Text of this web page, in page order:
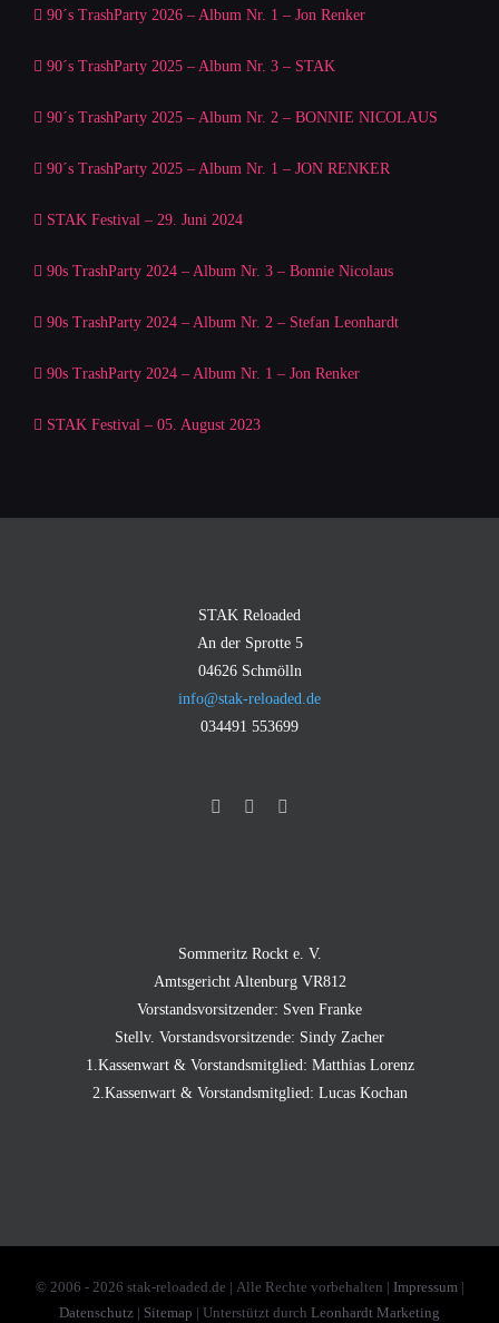
90´s TrashParty 2026 – Album Nr. 1 – Jon Renker
90´s TrashParty 2025 – Album Nr. 3 – STAK
90´s TrashParty 2025 – Album Nr. 2 – BONNIE NICOLAUS
90´s TrashParty 2025 – Album Nr. 1 – JON RENKER
STAK Festival – 29. Juni 2024
90s TrashParty 2024 – Album Nr. 3 – Bonnie Nicolaus
90s TrashParty 2024 – Album Nr. 2 – Stefan Leonhardt
90s TrashParty 2024 – Album Nr. 1 – Jon Renker
STAK Festival – 05. August 2023
STAK Reloaded
An der Sprotte 5
04626 Schmölln
info@stak-reloaded.de
034491 553699
Sommeritz Rockt e. V.
Amtsgericht Altenburg VR812
Vorstandsvorsitzender: Sven Franke
Stellv. Vorstandsvorsitzende: Sindy Zacher
1.Kassenwart & Vorstandsmitglied: Matthias Lorenz
2.Kassenwart & Vorstandsmitglied: Lucas Kochan
© 2006 - 2026 stak-reloaded.de | Alle Rechte vorbehalten | Impressum |
Datenschutz | Sitemap | Unterstützt durch Leonhardt Marketing